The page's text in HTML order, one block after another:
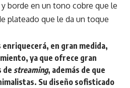
borde en un tono cobre que le
plateado que le da un toque
en gran medida,
ya que ofrece gran
de streaming, además de que
Su diseño sofisticado